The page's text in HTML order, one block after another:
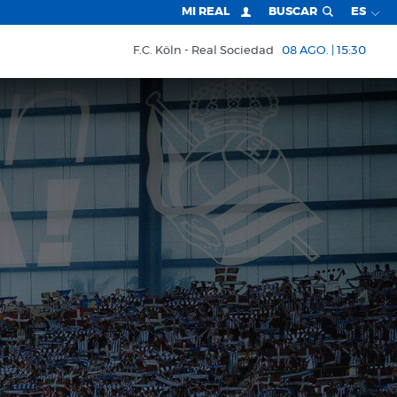
MI REAL BUSCAR ES
F.C. Köln Real Sociedad 08 AGO. | 15:30